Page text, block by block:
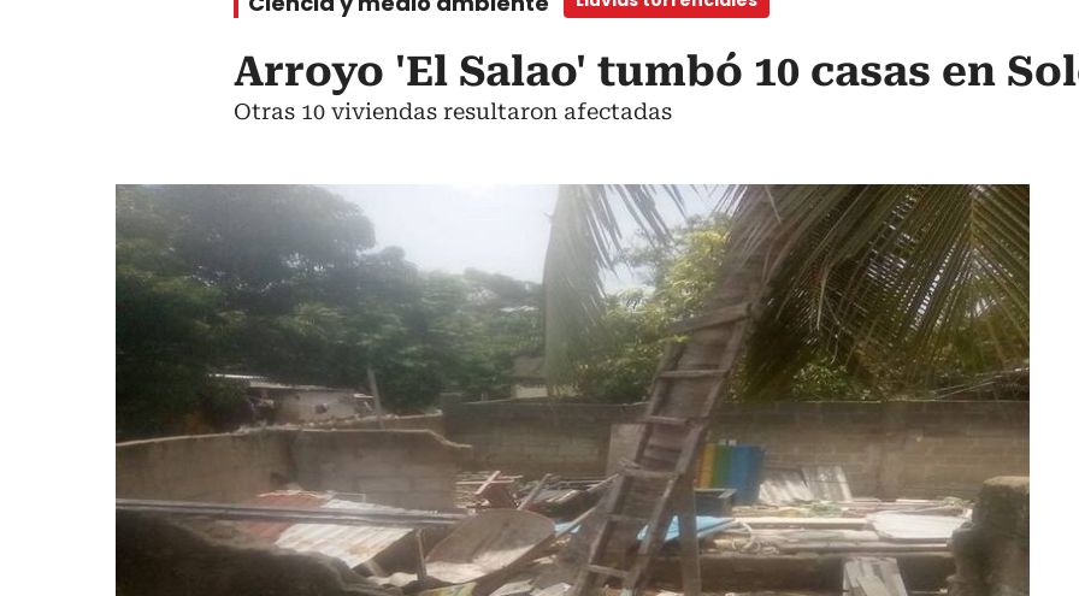
Arroyo 'El Salao' tumbó 10 casas en
Otras 10 viviendas resultaron afectadas